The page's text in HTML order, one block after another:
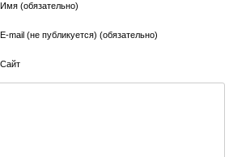
Имя (обязательно)
E-mail (не публикуется) (обязательно)
Сайт